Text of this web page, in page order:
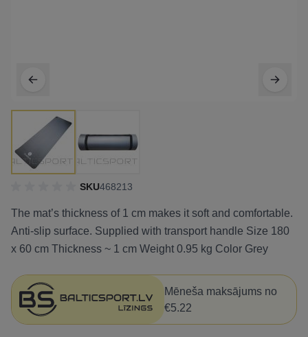
SKU468213
The mat’s thickness of 1 cm makes it soft and comfortable.
Anti-slip surface. Supplied with transport handle Size 180
x 60 cm Thickness ~ 1 cm Weight 0.95 kg Color Grey
Mēneša maksājums no
€5.22